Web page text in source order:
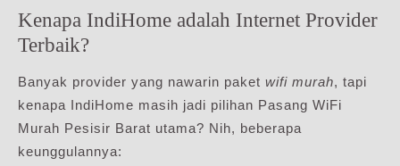
Kenapa IndiHome adalah Internet Provider
Terbaik?
Banyak provider yang nawarin paket wifi murah, tapi
kenapa IndiHome masih jadi pilihan Pasang WiFi
Murah Pesisir Barat utama? Nih, beberapa
keunggulannya: